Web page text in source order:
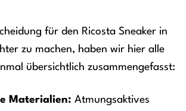
für den Ricosta Sneaker in
zu machen, haben wir hier alle
übersichtlich zusammengefasst:
Materialien: Atmungsaktives